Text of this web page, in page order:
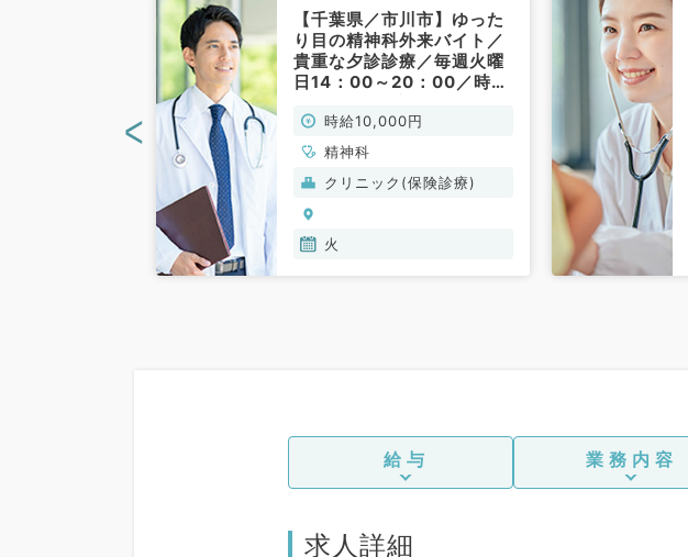
【千葉県／市川市】ゆった
り目の精神科外来バイト／
貴重な夕診診療／毎週火曜
日14：00～20：00／時給
クリニックでのお仕事で
す。（精神科・非常勤）
時給10,000円
精神科
クリニック(保険診療)
火
<
給与 業務内容
求人詳細